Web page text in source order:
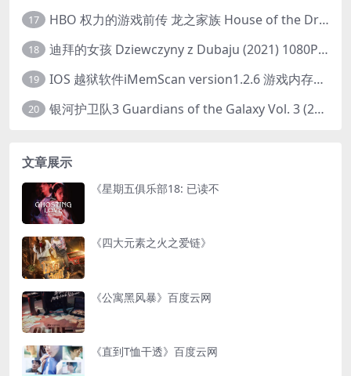
17 HBO 权力的游戏前传 龙之家族 House of the Dragon (2022) 中字 1080P 更新4集
18 迪拜的女孩 Dziewczyny z Dubaju (2021) 1080P 中字
19 IOS 越狱软件iMemScan version1.2.6 游戏内存修改器
20 银河护卫队3 Guardians of the Galaxy Vol. 3 (2023)4K高清资源1080p只分享精品
文章展示
《星期五俱乐部18: 已读不
《四大元素之火之爱链》
《公寓黑风暴》百度云网
《直到T恤干透》百度云网